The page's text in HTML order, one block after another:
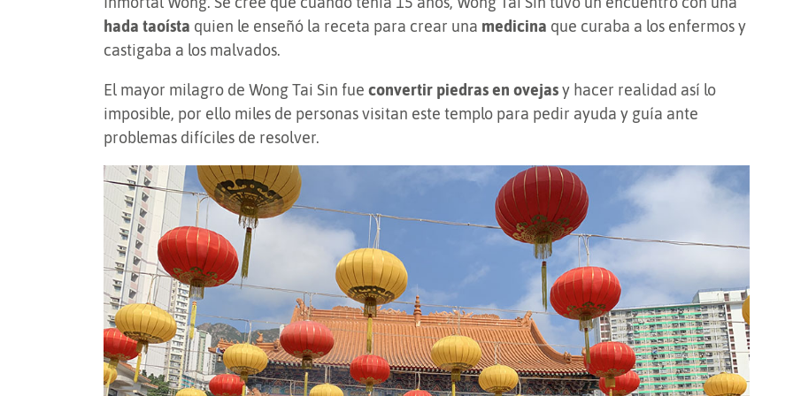
hada taoísta quien le enseñó la receta para crear una medicina que curaba a los enfermos y
castigaba a los malvados.
El mayor milagro de Wong Tai Sin fue convertir piedras en ovejasy hacer realidad así lo
imposible, por ello miles de personas visitan este templo para pedir ayuda y guía ante
problemas difíciles de resolver.